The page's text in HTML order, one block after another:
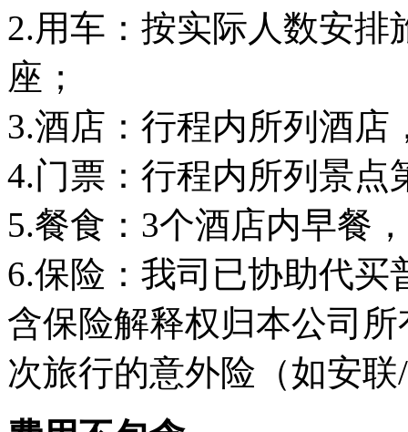
2.用车：按实际人数安排
座；
3.酒店：行程内所列酒店
4.门票：行程内所列景点
5.餐食：3个酒店内早餐
6.保险：我司已协助代买
含保险解释权归本公司
次旅行的意外险（如安